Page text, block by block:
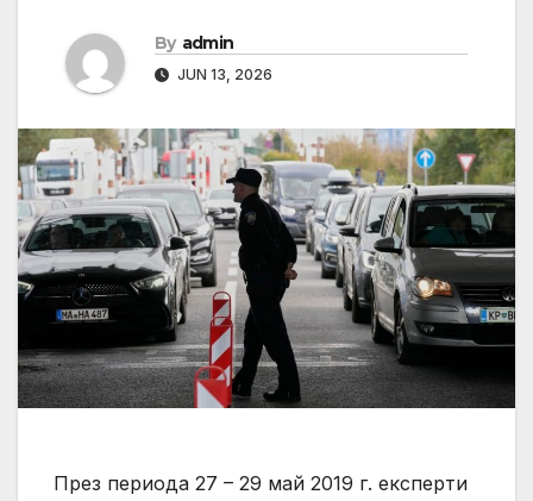
By admin
JUN 13, 2026
През периода 27 – 29 май 2019 г. експерти